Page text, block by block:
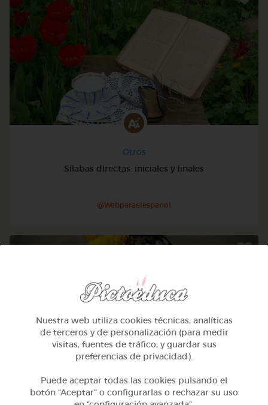
Otros
Sílabas directas: iniciales y finales
@Webparaelespanol
Nuestra web utiliza cookies técnicas, analíticas
de terceros y de personalización (para medir
visitas, fuentes de tráfico, y guardar sus
preferencias de privacidad).
Puede aceptar todas las cookies pulsando el
botón “Aceptar” o configurarlas o rechazar su uso